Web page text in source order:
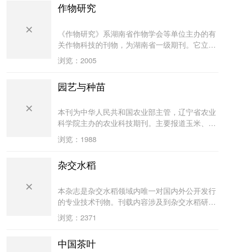
会报》、《中华农学会报》、《中国农业研究》
报》。主要刊登农作物遗传育种、耕作栽培、生
理生化、生态、种质资源、谷物化学、贮藏加工
物理、农业气象等领域以第一手资料撰写的学术
办刊宗旨是为繁荣我国作物科学技术、促进国内
读者对象是从事农作物科学研究的科技工作者、
大专院校师生和具有同等水平的专业人士。《作
基金重点学术期刊专项基金”的资助。2006—
目(B类)”资助。从2002年起连续9年被中国科技信
2011年获第二届中国出版政府奖期刊奖提名奖,
2005年获“第三届国家期刊奖提名奖”。2009年被
中国期刊协会和中国出版科学研究所授予“新中国
60年有影响力的期刊”称号。据北京大学图书馆
年版)登载, 《作物学报》被列在“农学、农作物类
作物研究
《作物研究》系湖南省作物学会等单位主办的有
关作物科技的刊物，为湖南省一级期刊。它立足
湖南，面向全国，面向经济建设。主要刊登作物
遗传育种、耕作栽培、生理生态、产品加工利用
外研究动态、基础知识讲座、学术活动等内容。
作者及农业院校师生阅读。该刊连续四届被评为
湖南省一级期刊，是中国科技信息研究所信息分
研究中心中国学术期刊综合评价数据库
库（CJFD）、万方数据库、中文科技期刊数据
生物学文摘》来源期刊。
浏览：2005
园艺与种苗
本刊为中华人民共和国农业部主管，辽宁省农业
科学院主办的农业科技期刊。主要报道玉米、高
梁、马铃薯、甘薯、杂谷、杂豆等杂粮作物在遗
传育种、生理生化、耕作栽培、植保、土肥、生
信息、研究论文、报告等。读者对象为农业科技
浏览：1988
杂交水稻
本杂志是杂交水稻领域内唯一对国内外公开发行
的专业技术刊物。刊载内容涉及到杂交水稻研究
与开发应用的全部环节，融学术性、技术性、普
及性和信息性于一体。为全国中文核心期刊，中
中国科技论文统计源期刊（中国科技核心期
浏览：2371
中国茶叶